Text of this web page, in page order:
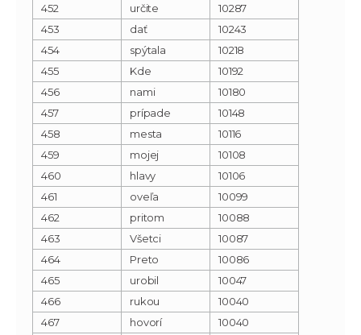
452
určite
10287
453
dať
10243
454
spýtala
10218
455
Kde
10192
456
nami
10180
457
prípade
10148
458
mesta
10116
459
mojej
10108
460
hlavy
10106
461
oveľa
10099
462
pritom
10088
463
Všetci
10087
464
Preto
10086
465
urobil
10047
466
rukou
10040
467
hovorí
10040